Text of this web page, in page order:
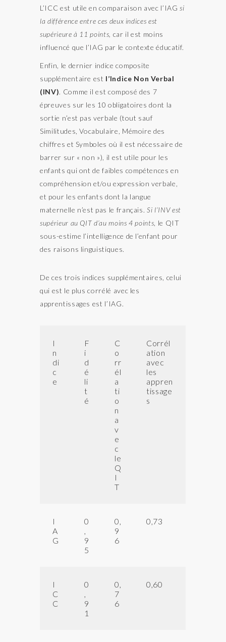
L’ICC est utile en comparaison avec l’IAG si
la différence entre ces deux indices est
supérieure à 11 points, car il est moins
influencé que l’IAG par le contexte éducatif.
Enfin, le dernier indice composite
supplémentaire est l’Indice Non Verbal
(INV). Comme il est composé des 7
épreuves sur les 10 obligatoires dont la
sortie n’est pas verbale (tout sauf
Similitudes, Vocabulaire, Mémoire des
chiffres et Symboles où il est nécessaire de
barrer sur « non »), il est utile pour les
enfants qui ont de faibles compétences en
compréhension et/ou expression verbale,
et pour les enfants dont la langue
maternelle n’est pas le français. Si l’INV est
supérieur au QIT d’au moins 4 points , le QIT
sous-estime l’intelligence de l’enfant pour
des raisons linguistiques.
De ces trois indices supplémentaires, celui
qui est le plus corrélé avec les
apprentissages est l’IAG.
I
n
di
c
e
F
i
d
é
li
t
é
C
o
rr
él
a
ti
o
n
a
v
e
c
le
Q
I
T
Corrél
ation
avec
les
appren
tissage
s
I
A
G
0
,
9
5
0,
9
6
0,73
I
C
C
0
,
9
1
0,
7
6
0,60